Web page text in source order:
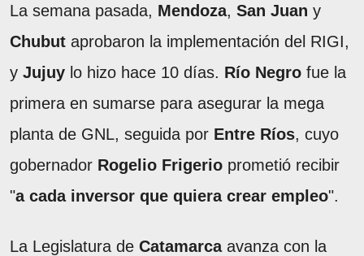
La semana pasada, Mendoza, San Juan y
Chubut aprobaron la implementación del RIGI,
y Jujuy lo hizo hace 10 días. Río Negro fue la
primera en sumarse para asegurar la mega
planta de GNL, seguida por Entre Ríos, cuyo
gobernador Rogelio Frigerio prometió recibir
"a cada inversor que quiera crear empleo".
La Legislatura de Catamarca avanza con la